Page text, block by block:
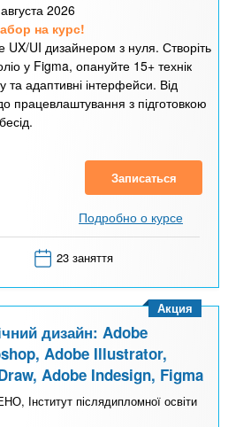
2026
на курс!
UX/UI дизайнером з нуля. Створіть
у Figma, опануйте 15+ технік
та адаптивні інтерфейси. Від
працевлаштування з підготовкою
Записаться
Подробно о курсе
23 заняття
дизайн: Adobe
Adobe Illustrator,
Adobe Indesign, Figma
Інститут післядипломної освіти
Акция